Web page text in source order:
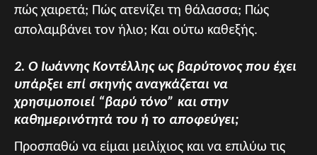
πώς χαιρετά; Πώς ατενίζει τη θάλασσα; Πώς
απολαμβάνει τον ήλιο; Και ούτω καθεξής.
2. Ο Ιωάννης Κοντέλλης ως βαρύτονος που έχει
υπάρξει επί σκηνής αναγκάζεται να
χρησιμοποιεί “βαρύ τόνο” και στην
καθημερινότητά του ή το αποφεύγει;
Προσπαθώ να είμαι μειλίχιος και να επιλύω τις